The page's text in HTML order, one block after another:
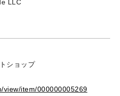
LLC
ショップ
view/item/000000005269